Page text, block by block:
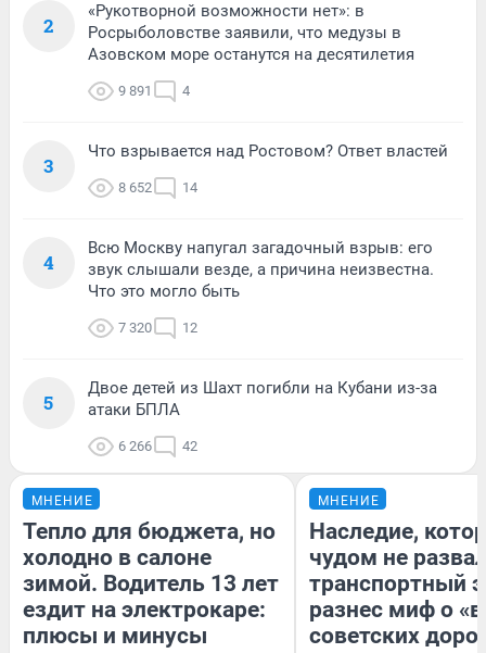
2
«Рукотворной возможности нет»: в
Росрыболовстве заявили, что медузы в
Азовском море останутся на десятилетия
9 891 4
3
Что взрывается над Ростовом? Ответ властей
8 652 14
4
Всю Москву напугал загадочный взрыв: его
звук слышали везде, а причина неизвестна.
Что это могло быть
7 320 12
5
Двое детей из Шахт погибли на Кубани из-за
атаки БПЛА
6 266 42
МНЕНИЕ
Тепло для бюджета, но
холодно в салоне
зимой. Водитель 13 лет
ездит на электрокаре:
плюсы и минусы
МНЕНИЕ
Наследие,
чудом не
транспортный
разнес миф о
советских